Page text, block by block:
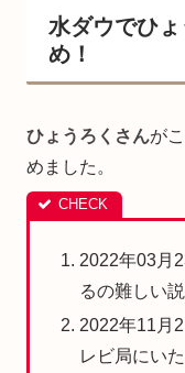
水ダウでひ
め！
ひょうろくさんが
めました。
2022年03月
るの難しい説
2022年11月
レビ局にい